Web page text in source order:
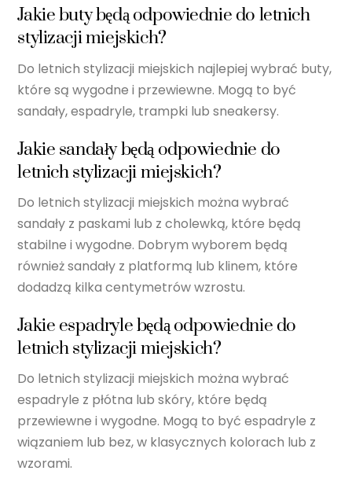
Jakie buty będą odpowiednie do letnich
stylizacji miejskich?
Do letnich stylizacji miejskich najlepiej wybrać buty,
które są wygodne i przewiewne. Mogą to być
sandały, espadryle, trampki lub sneakersy.
Jakie sandały będą odpowiednie do
letnich stylizacji miejskich?
Do letnich stylizacji miejskich można wybrać
sandały z paskami lub z cholewką, które będą
stabilne i wygodne. Dobrym wyborem będą
również sandały z platformą lub klinem, które
dodadzą kilka centymetrów wzrostu.
Jakie espadryle będą odpowiednie do
letnich stylizacji miejskich?
Do letnich stylizacji miejskich można wybrać
espadryle z płótna lub skóry, które będą
przewiewne i wygodne. Mogą to być espadryle z
wiązaniem lub bez, w klasycznych kolorach lub z
wzorami.